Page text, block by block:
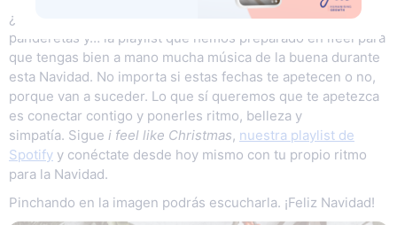
¿Lo oyes? Efectivamente: son los cascabeles, las
panderetas y… la playlist que hemos preparado en ifeel para
que tengas bien a mano mucha música de la buena durante
esta Navidad. No importa si estas fechas te apetecen o no,
porque van a suceder. Lo que sí queremos que te apetezca
es conectar contigo y ponerles ritmo, belleza y
simpatía. Sigue i feel like Christmas, nuestra playlist de
Spotify y conéctate desde hoy mismo con tu propio ritmo
para la Navidad.
Pinchando en la imagen podrás escucharla. ¡Feliz Navidad!